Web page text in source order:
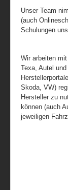
Unser Team
(auch
Schulungen
Wir arbeiten
Texa, Autel
Skoda, VW)
Hersteller zu
können (auch
jeweiligen